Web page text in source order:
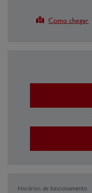
Como chegar
Horários de funcionamento